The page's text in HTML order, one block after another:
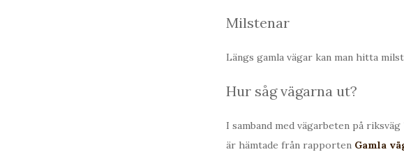
Milstenar
Längs gamla vägar kan man hitta
Hur såg vägarna ut?
I samband med vägarbeten på
är hämtade från rapporten Gamla